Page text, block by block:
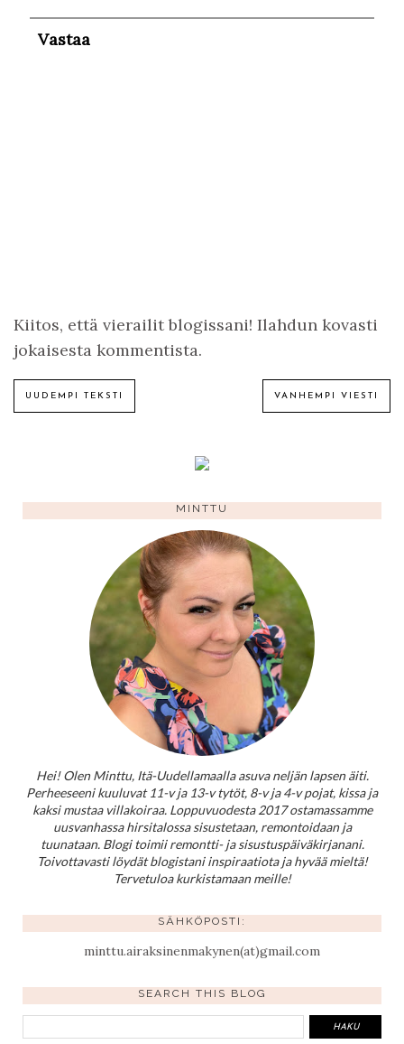
Vastaa
Kiitos, että vierailit blogissani! Ilahdun kovasti
jokaisesta kommentista.
UUDEMPI TEKSTI VANHEMPI VIESTI
MINTTU
Hei! Olen Minttu, Itä-Uudellamaalla asuva neljän lapsen äiti.
Perheeseeni kuuluvat 11-v ja 13-v tytöt, 8-v ja 4-v pojat, kissa ja
kaksi mustaa villakoiraa. Loppuvuodesta 2017 ostamassamme
uusvanhassa hirsitalossa sisustetaan, remontoidaan ja
tuunataan. Blogi toimii remontti- ja sisustuspäiväkirjanani.
Toivottavasti löydät blogistani inspiraatiota ja hyvää mieltä!
Tervetuloa kurkistamaan meille!
SÄHKÖPOSTI:
minttu.airaksinenmakynen(at)gmail.com
SEARCH THIS BLOG